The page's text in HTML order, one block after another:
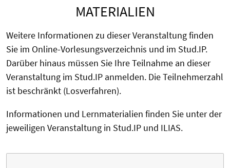
MATERIALIEN
Weitere Informationen zu dieser Veranstaltung finden
Sie im Online-Vorlesungsverzeichnis und im Stud.IP.
Darüber hinaus müssen Sie Ihre Teilnahme an dieser
Veranstaltung im Stud.IP anmelden. Die Teilnehmerzahl
ist beschränkt (Losverfahren).
Informationen und Lernmaterialien finden Sie unter der
jeweiligen Veranstaltung in Stud.IP und ILIAS.